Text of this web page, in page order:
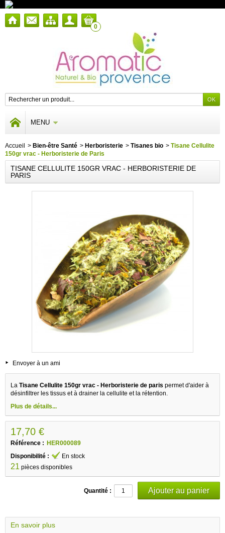
0
MENU
Accueil > Bien-être Santé > Herboristerie > Tisanes bio > Tisane Cellulite
150gr vrac - Herboristerie de Paris
TISANE CELLULITE 150GR VRAC - HERBORISTERIE DE
PARIS
Envoyer à un ami
La Tisane Cellulite 150gr vrac - Herboristerie de paris permet d'aider à
désinfiltrer les tissus et à drainer la cellulite et la rétention.
Plus de détails...
17,70 €
Référence : HER000089
Disponibilité :
En stock
21 pièces disponibles
Quantité :
En savoir plus